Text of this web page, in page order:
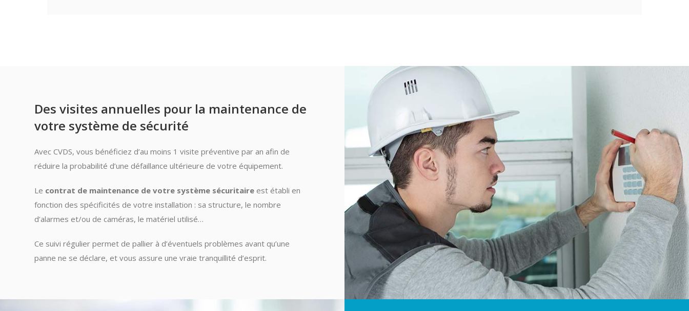
Des visites annuelles pour la maintenance de
votre système de sécurité
Avec CVDS, vous bénéficiez d’au moins 1 visite préventive par an afin de
réduire la probabilité d’une défaillance ultérieure de votre équipement.
Le contrat de maintenance de votre système sécuritaire est établi en
fonction des spécificités de votre installation : sa structure, le nombre
d’alarmes et/ou de caméras, le matériel utilisé…
Ce suivi régulier permet de pallier à d’éventuels problèmes avant qu’une
panne ne se déclare, et vous assure une vraie tranquillité d’esprit.